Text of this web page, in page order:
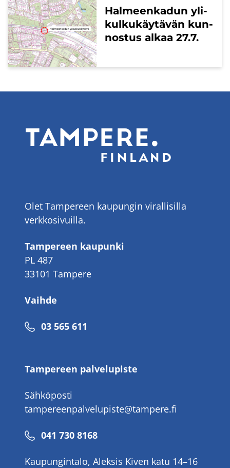
Hal­meen­ka­dun yli­
kul­ku­käy­tä­vän kun­
nos­tus alkaa 27.7.
Olet Tampereen kaupungin virallisilla
verkkosivuilla.
Tampereen kaupunki
PL 487
33101 Tampere
Vaihde
Puhelinnumero
03 565 611
Tampereen palvelupiste
Sähköposti
tampereenpalvelupiste@tampere.fi
Puhelinnumero
041 730 8168
Kaupungintalo, Aleksis Kiven katu 14–16